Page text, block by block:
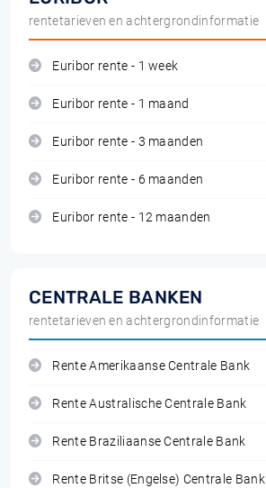
rentetarieven en achtergrondinformatie
Euribor rente - 1 week
Euribor rente - 1 maand
Euribor rente - 3 maanden
Euribor rente - 6 maanden
Euribor rente - 12 maanden
CENTRALE BANKEN
rentetarieven en achtergrondinformatie
Rente Amerikaanse Centrale Bank
Rente Australische Centrale Bank
Rente Braziliaanse Centrale Bank
Rente Britse (Engelse) Centrale Bank